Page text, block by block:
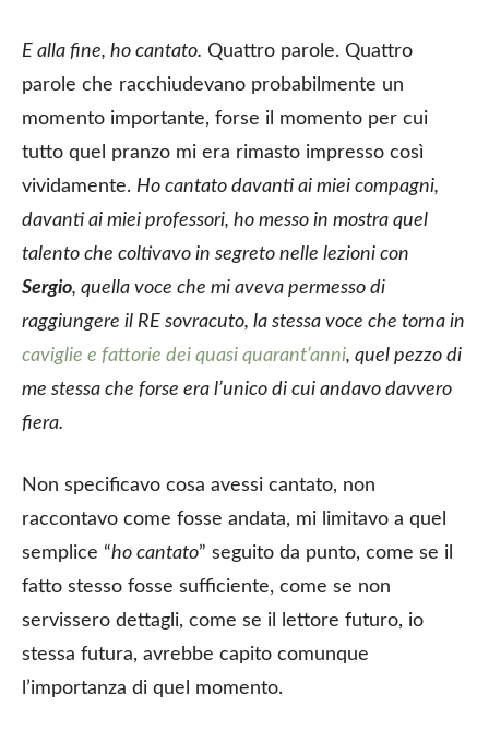
E alla fine, ho cantato. Quattro parole. Quattro
parole che racchiudevano probabilmente un
momento importante, forse il momento per cui
tutto quel pranzo mi era rimasto impresso così
vividamente. Ho cantato davanti ai miei compagni,
davanti ai miei professori, ho messo in mostra quel
talento che coltivavo in segreto nelle lezioni con
Sergio, quella voce che mi aveva permesso di
raggiungere il RE sovracuto, la stessa voce che torna in
caviglie e fattorie dei quasi quarant’anni, quel pezzo di
me stessa che forse era l’unico di cui andavo davvero
fiera.
Non specificavo cosa avessi cantato, non
raccontavo come fosse andata, mi limitavo a quel
semplice “ho cantato” seguito da punto, come se il
fatto stesso fosse sufficiente, come se non
servissero dettagli, come se il lettore futuro, io
stessa futura, avrebbe capito comunque
l’importanza di quel momento.